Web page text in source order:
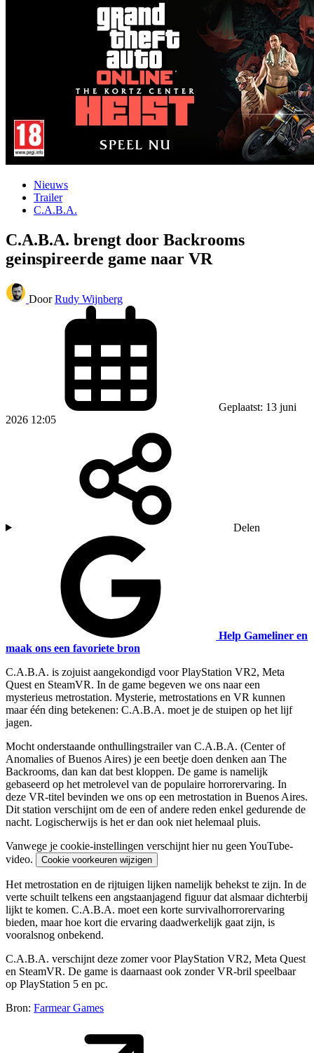
Nieuws
Trailer
C.A.B.A.
C.A.B.A. brengt door Backrooms
geinspireerde game naar VR
Door Rudy Wijnberg
Geplaatst: 13 juni
2026 12:05
Delen
Help Gameliner en
maak ons een favoriete bron
C.A.B.A. is zojuist aangekondigd voor PlayStation VR2, Meta
Quest en SteamVR. In de game begeven we ons naar een
mysterieus metrostation. Mysterie, metrostations en VR kunnen
maar één ding betekenen: C.A.B.A. moet je de stuipen op het lijf
jagen.
Mocht onderstaande onthullingstrailer van C.A.B.A. (Center of
Anomalies of Buenos Aires) je een beetje doen denken aan The
Backrooms, dan kan dat best kloppen. De game is namelijk
gebaseerd op het metrolevel van de populaire horrorervaring. In
deze VR-titel bevinden we ons op een metrostation in Buenos Aires.
Dit station verschijnt om de een of andere reden enkel gedurende de
nacht. Logischerwijs is het er dan ook niet helemaal pluis.
Vanwege je cookie-instellingen verschijnt hier nu geen YouTube-
video.
Cookie voorkeuren wijzigen
Het metrostation en de rijtuigen lijken namelijk behekst te zijn. In de
verte schuilt telkens een angstaanjagend figuur dat alsmaar dichterbij
lijkt te komen. C.A.B.A. moet een korte survivalhorrorervaring
bieden, maar hoe kort die ervaring daadwerkelijk gaat zijn, is
vooralsnog onbekend.
C.A.B.A. verschijnt deze zomer voor PlayStation VR2, Meta Quest
en SteamVR. De game is daarnaast ook zonder VR-bril speelbaar
op PlayStation 5 en pc.
Bron: Farmear Games